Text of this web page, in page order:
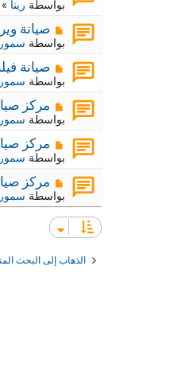
د
ة
ة
ج
د
د
ة
ر
ك
ة
ج
د
ة
بواسطة رينا »
م
ش
ر
ك
ة
ج
د
ة
صيانة
بواسطة
م
ش
ك
ة
ج
د
ة
صيانة
بواسطة
م
ش
ك
ة
ج
د
ي
د
ة
مركز
بواسطة
م
ش
ك
ة
ج
د
د
ة
مركز
بواسطة
م
ش
ا
ر
ك
ج
د
مركز
بواسطة
الذهاب إلى البحث